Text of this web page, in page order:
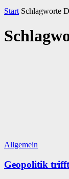
Start Schlagworte
Allgemein
Geopolitik